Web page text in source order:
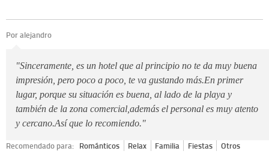
Por alejandro
"Sinceramente, es un hotel que al principio no te da muy buena
impresión, pero poco a poco, te va gustando más.En primer
lugar, porque su situación es buena, al lado de la playa y
también de la zona comercial,además el personal es muy atento
y cercano.Así que lo recomiendo."
Recomendado para: Románticos Relax Familia Fiestas Otros